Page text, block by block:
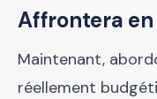
Affrontera
Maintenant,
réellement